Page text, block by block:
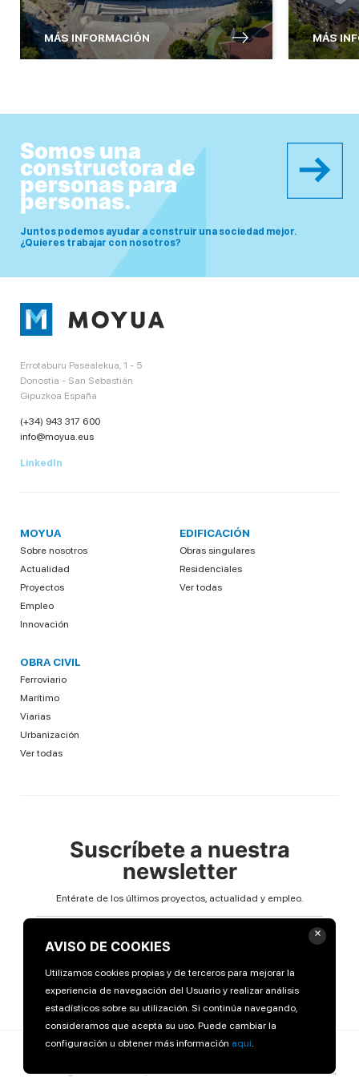
MÁS INFORMACIÓN MÁS
Somos una
constructora de
personas para
personas.
Juntos podemos ayudar a construir una sociedad mejor.
¿Quieres trabajar con nosotros?
Errotaburu Pasealekua, 1 - 5
Donostia - San Sebastián
Gipuzkoa España
(+34) 943 317 600
info@moyua.eus
LinkedIn
MOYUA
Sobre nosotros
Actualidad
Proyectos
Empleo
Innovación
EDIFICACIÓN
Obras singulares
Residenciales
Ver todas
OBRA CIVIL
Ferroviario
Marítimo
Viarias
Urbanización
Ver todas
Suscríbete a nuestra
newsletter
Entérate de los últimos proyectos, actualidad y empleo.
© 2026 Moyua. Todos los derechos reservados.
Aviso legal
Política de privacidad Política de cookies
Política
AVISO DE COOKIES
Utilizamos cookies propias y de terceros para mejorar la
experiencia de navegación del Usuario y realizar análisis
estadísticos sobre su utilización. Si continúa navegando,
consideramos que acepta su uso. Puede cambiar la
configuración u obtener más información aquí
×